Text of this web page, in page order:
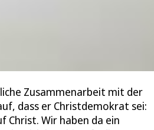
Zusammenarbeit mit der
dass er Christdemokrat sei:
Christ. Wir haben da ein